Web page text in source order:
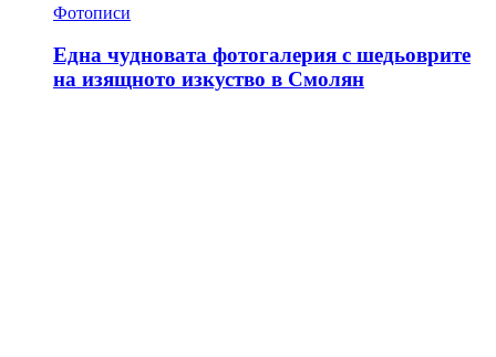
Фотописи
Една чудновата фотогалерия с шедьоврите
на изящното изкуство в Смолян